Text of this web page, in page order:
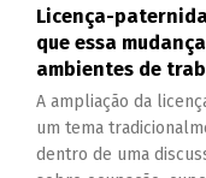
Licença-
que essa
ambientes de
A ampliação da
um tema
dentro de uma